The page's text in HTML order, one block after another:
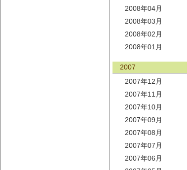
2008年04月
2008年03月
2008年02月
2008年01月
2007
2007年12月
2007年11月
2007年10月
2007年09月
2007年08月
2007年07月
2007年06月